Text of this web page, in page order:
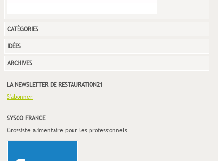
CATÉGORIES
IDÉES
ARCHIVES
LA NEWSLETTER DE RESTAURATION21
S'abonner
SYSCO FRANCE
Grossiste alimentaire pour les professionnels